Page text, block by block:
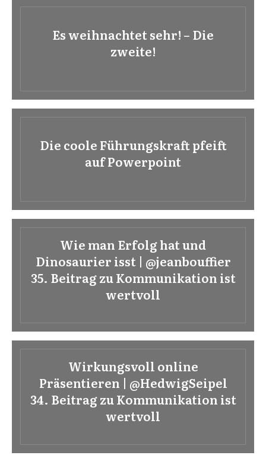
Es weihnachtet sehr! – Die
zweite!
Die coole Führungskraft pfeift
auf Powerpoint
Wie man Erfolg hat und
Dinosaurier isst | @jeanbouffier
35. Beitrag zu Kommunikation ist
wertvoll
Wirkungsvoll online
Präsentieren | @HedwigSeipel
34. Beitrag zu Kommunikation ist
wertvoll